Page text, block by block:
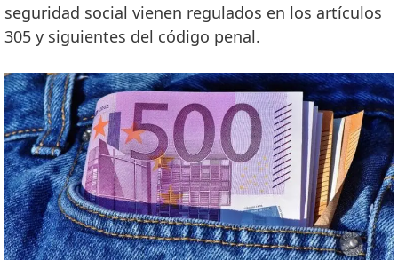
seguridad social vienen regulados en los artículos
305 y siguientes del código penal.